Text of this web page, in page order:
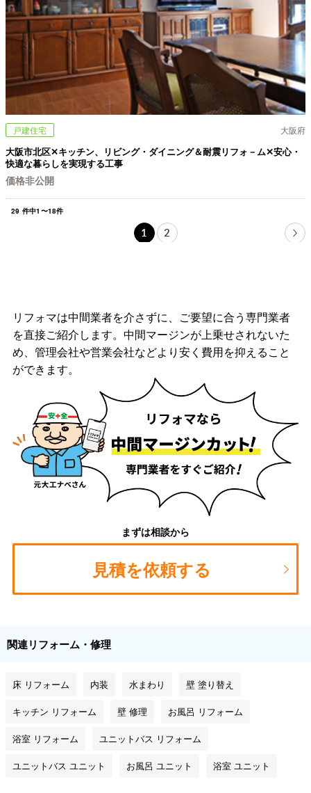
戸建住宅 大阪府
大阪市北区✕キッチン、リビング・ダイニング＆耐震リフォ－ム✕安心・
快適な暮らしを実現する工事
価格非公開
29 件中1 〜18件
1 2
リフォマは中間業者を介さずに、ご要望に合う専門業者
を直接ご紹介します。中間マージンが上乗せされないた
め、管理会社や営業会社などより安く費用を抑えること
ができます。
まずは相談から
見積を依頼する
関連リフォーム・修理
床 リフォーム 内装 水まわり 壁 塗り替え
キッチン リフォーム 壁 修理 お風呂 リフォーム
浴室 リフォーム ユニットバス リフォーム
ユニットバス ユニット お風呂 ユニット 浴室 ユニット